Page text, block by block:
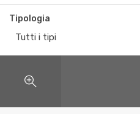
Tipologia
Tutti i tipi